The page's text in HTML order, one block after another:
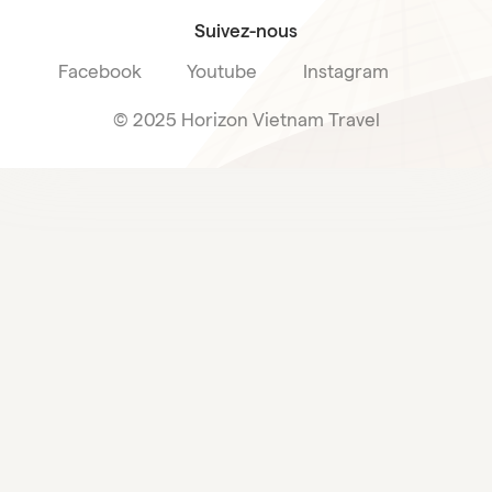
Suivez-nous
Facebook Youtube Instagram
© 2025 Horizon Vietnam Travel